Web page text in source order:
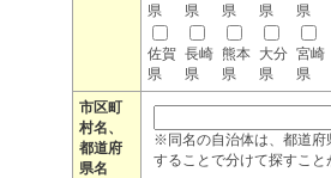
県
県
県
県
県
佐賀
県
長崎
県
熊本
県
大分
県
宮崎
県
市区町
村名、
都道府
県名
※同名の自治体は、都道府
することで分けて探すこと